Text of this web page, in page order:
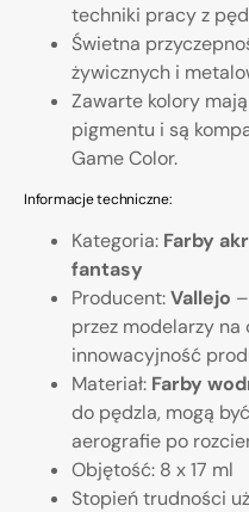
techniki pracy z
Świetna
żywicznych i
Zawarte kolory
pigmentu i są
Game Color.
Informacje techniczne:
Kategoria: Farby
fantasy
Producent:Vallejo
przez modelarzy na
innowacyjność
Materiał: Farby
do pędzla, mogą
aerografie po
Objętość: 8 x 17 ml
Stopień trudności